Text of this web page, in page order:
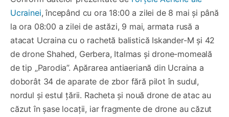
Ucrainei, începând cu ora 18:00 a zilei de 8 mai și până
la ora 08:00 a zilei de astăzi, 9 mai, armata rusă a
atacat Ucraina cu o rachetă balistică Iskander-M și 42
de drone Shahed, Gerbera, Italmas și drone-momeală
de tip „Parodia”. Apărarea antiaeriană din Ucraina a
doborât 34 de aparate de zbor fără pilot în sudul,
nordul și estul țării. Racheta și nouă drone de atac au
căzut în șase locații, iar fragmente de drone au căzut